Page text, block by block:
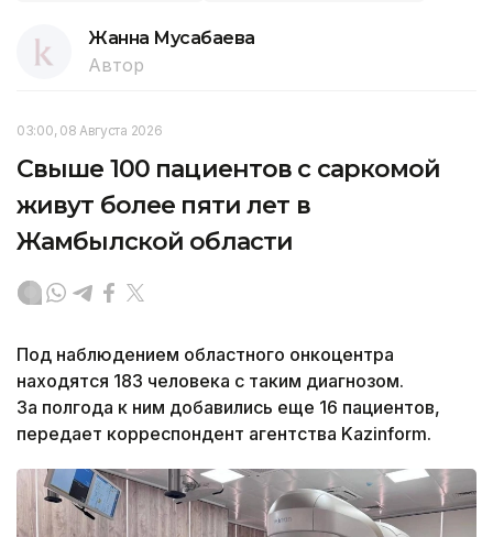
Жанна Мусабаева
Автор
03:00, 08 Августа 2026
Свыше 100 пациентов с саркомой
живут более пяти лет в
Жамбылской области
Под наблюдением областного онкоцентра
находятся 183 человека с таким диагнозом.
За полгода к ним добавились еще 16 пациентов,
передает корреспондент агентства Kazinform.